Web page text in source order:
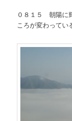
０８１５ 朝陽に
ころが変わってい